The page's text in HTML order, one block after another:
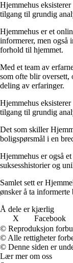
Hjemmehus
tilgang til grundig
Hjemmehus er et
informerer, men også
forhold til hjemmet.
Med et team av
som ofte blir oversett,
deling av erfaringer.
Hjemmehus
tilgang til grundig
Det som skiller
boligspørsmål i en
Hjemmehus er også
suksesshistorier og
Samlet sett er
ønsker å ta
Å dele er kjærlig
X
Facebook
© Reproduksjon
© Alle rettigheter
© Denne siden er
Lær mer om oss